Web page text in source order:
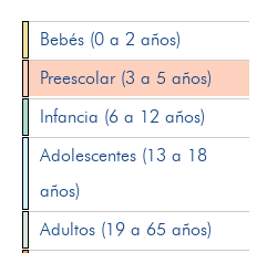
Bebés (0 a 2 años)
Preescolar (3 a 5 años)
Infancia (6 a 12 años)
Adolescentes (13 a 18
años)
Adultos (19 a 65 años)